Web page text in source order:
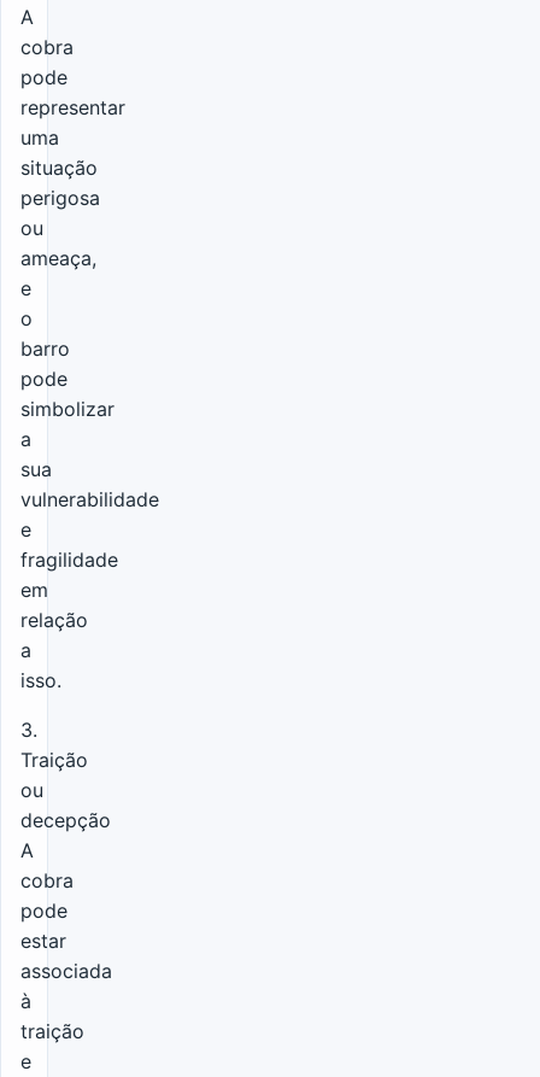
A
cobra
pode
representar
uma
situação
perigosa
ou
ameaça,
e
o
barro
pode
simbolizar
a
sua
vulnerabilidade
e
fragilidade
em
relação
a
isso.
3.
Traição
ou
decepção
A
cobra
pode
estar
associada
à
traição
e